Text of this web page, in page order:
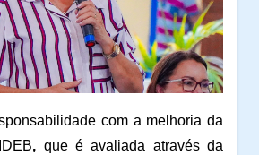
com a melhoria da
, que é avaliada através da